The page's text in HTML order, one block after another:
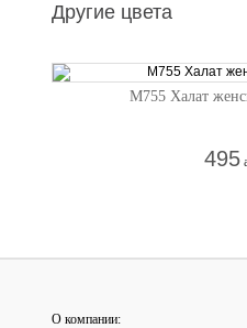
Другие цвета
М755 Халат
495
О компании: